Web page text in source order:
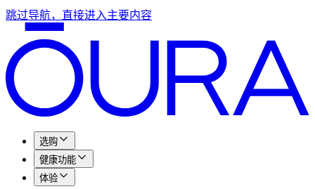
跳过导航，直接进入主要内容
选购
健康功能
体验